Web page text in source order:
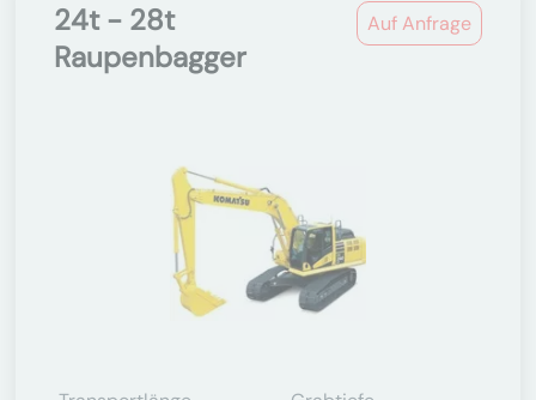
Auf Anfrage
24t - 28t
Raupenbagger